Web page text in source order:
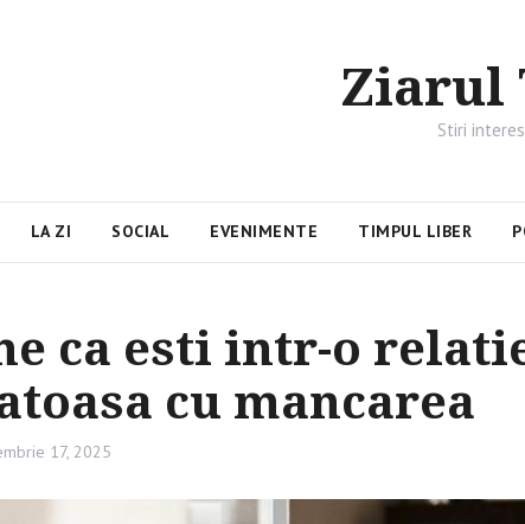
Ziarul
Stiri
LA ZI SOCIAL EVENIMENTE TIMPUL LIBER
ca esti intr-o
cu mancarea
17, 2025